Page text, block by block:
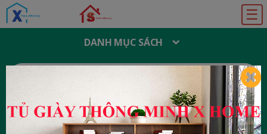
☰
DANH MỤC SÁCH
T
M
I